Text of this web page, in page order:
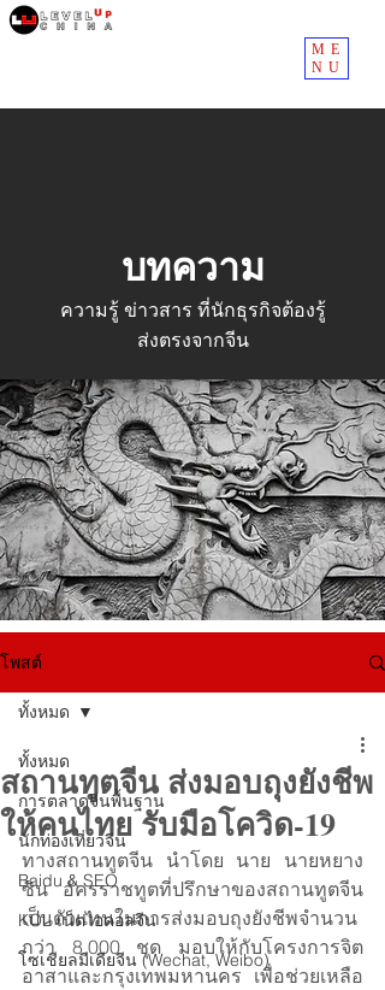
ME
NU
บทความ
ความรู้ ข่าวสาร ที่นักธุรกิจต้องรู้
ส่งตรงจากจีน
โพสต์
ทั้งหมด
การตลาดจีนพื้นฐาน
นักท่องเที่ยวจีน
Baidu & SEO
KOL เน็ตไอดอลจีน
โซเชียลมีเดียจีน (Wechat, Weibo)
ทั้งหมด
สถานทูตจีน ส่งมอบถุงยังชีพ
ให้คนไทย รับมือโควิด-19
ทางสถานทูตจีน นำโดย นาย นายหยาง
ซิน อัครราชทูตที่ปรึกษาของสถานทูตจีน
เป็นตัวแทนในการส่งมอบถุงยังชีพจำนวน
กว่า 8,000 ชุด มอบให้กับโครงการจิต
อาสาและกรุงเทพมหานคร เพื่อช่วยเหลือ